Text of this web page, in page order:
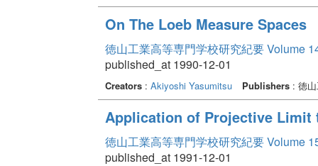
On The Loeb Measure Spaces
徳山工業高等専門学校研究紀要 Volume
published_at 1990-12-01
Creators: Akiyoshi Yasumitsu Publishers: 徳山
Application of Projective Limit
徳山工業高等専門学校研究紀要 Volume
published_at 1991-12-01